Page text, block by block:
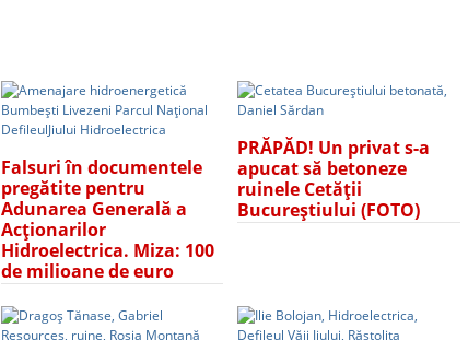
Falsuri în documentele
pregătite pentru
Adunarea Generală a
Acționarilor
Hidroelectrica. Miza: 100
de milioane de euro
PRĂPĂD! Un privat s-a
apucat să betoneze
ruinele Cetății
Bucureștiului (FOTO)